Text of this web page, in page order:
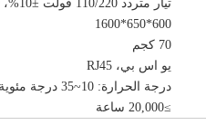
تيار متردد 110/220 فولت ±10%، 50/60 هرتز
600*650*1600
70 كجم
يو اس بي، RJ45
درجة الحرارة: 10~35 درجة مئوية، الرطوبة: 5 ~85%، نظيف، غبار أقل
≥20,000 ساعة